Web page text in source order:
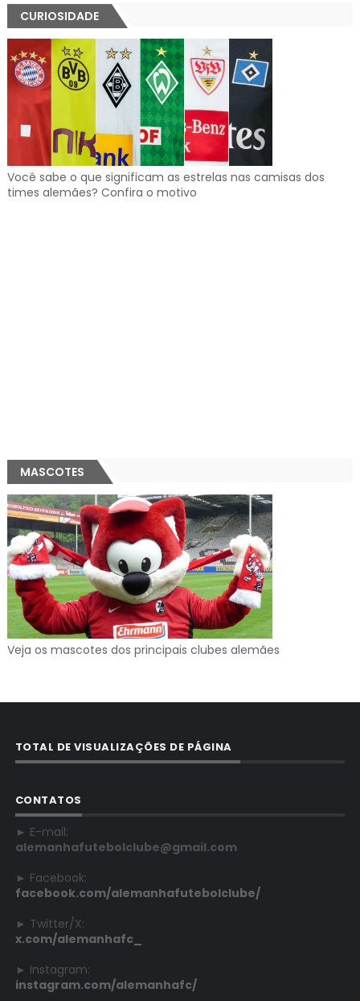
CURIOSIDADE
Você sabe o que significam as estrelas nas camisas dos
times alemães? Confira o motivo
MASCOTES
Veja os mascotes dos principais clubes alemães
TOTAL DE VISUALIZAÇÕES DE PÁGINA
CONTATOS
► E-mail:
alemanhafutebolclube@gmail.com
► Facebook:
facebook.com/alemanhafutebolclube/
► Twitter/X:
x.com/alemanhafc_
► Instagram:
instagram.com/alemanhafc/